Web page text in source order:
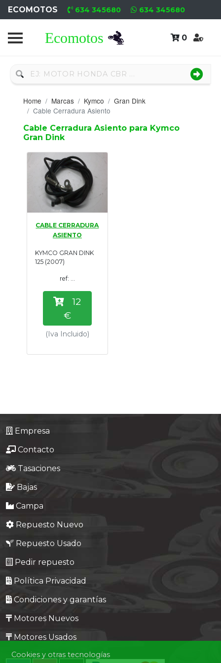
ECOMOTOS 634 345680 634 345680
0
Home
Nuevo
Neumáticos
Campa
Motores
Nuevos
Motores
Usados
Tasaciones
Formulario
Empresa
Contacto
Home Marcas Kymco
Gran Dink
Cable Cerradura Asiento
Cable Cerradura Asiento para Kymco
Gran Dink
CABLE CERRADURA
ASIENTO
KYMCO GRAN DINK
125 (2007)
ref: ...
12
€
(Iva Incluido)
Empresa
Contacto
Tasaciones
Bajas
Campa
Repuesto Nuevo
Repuesto Usado
Pedir repuesto
Política Privacidad
Condiciones y garantías
Motores Nuevos
Motores Usados
Cookies y otras tecnologías